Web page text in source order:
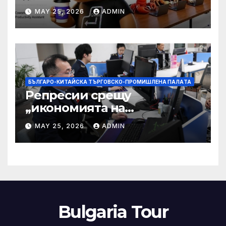
разработчици с 35-часово
автономно изпълнение на
задачи
MAY 25, 2026 ADMIN
БЪЛГАРО-КИТАЙСКА ТЪРГОВСКО-ПРОМИШЛЕНА ПАЛAТА
Репресии срещу
„икономията на
фактурирането“
MAY 25, 2026 ADMIN
Bulgaria Tour